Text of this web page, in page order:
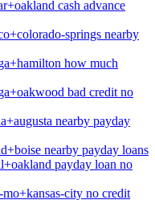
cash advance
springs nearby
how much
bad credit no
nearby payday
nearby payday loans
payday loan no
city no credit